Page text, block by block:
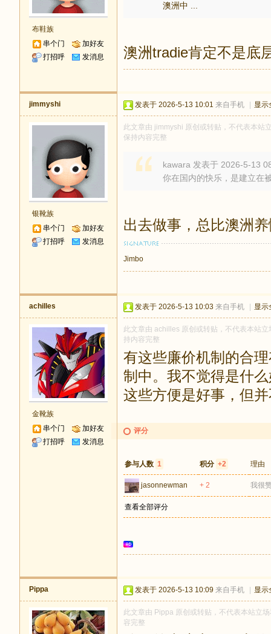
布鞋族
串个门
加好友
打招呼
发消息
澳洲中 ...
澳洲tradie肯定不是底
jimmyshi
银靴族
串个门
加好友
打招呼
发消息
发表于 2026-5-13 10:01 来自手机 显示
此文章由 jimmyshi 原创或转贴，不代表本站
保持内容完整
kawara 发表于 2026-5-13
你在国内的快乐，是建立在
出去做事，总比澳洲
Jimbo
achilles
金靴族
串个门
加好友
打招呼
发消息
发表于 2026-5-13 10:03 来自手机 显示
此文章由 achilles 原创或转贴，不代表本站
持内容完整
有这些廉价机制的合
制中。我不觉得是什
这些方便是好事，但
评分
参与人数 1 积分 +2 理由
jasonnewman + 2 我很
查看全部评分
Pippa 发表于 2026-5-13 10:09 来自手机 显示
此文章由 Pippa 原创或转贴，不代表本站立
容完整